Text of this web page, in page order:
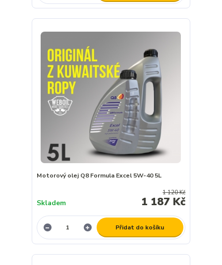
Motorový olej Q8 Formula Excel 5W-40 5L
1 120 Kč
1 187 Kč
Skladem
Přidat do košíku